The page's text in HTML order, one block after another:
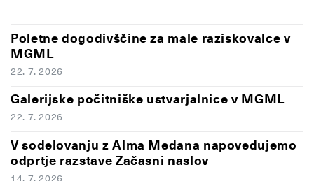
Poletne dogodivščine za male raziskovalce v
MGML
22. 7. 2026
Galerijske počitniške ustvarjalnice v MGML
22. 7. 2026
V sodelovanju z Alma Medana napovedujemo
odprtje razstave Začasni naslov
14. 7. 2026